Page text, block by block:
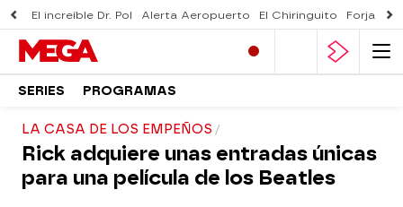
El increíble Dr. Pol Alerta Aeropuerto El Chiringuito Forjado
SERIES PROGRAMAS
LA CASA DE LOS EMPEÑOS
Rick adquiere unas entradas únicas
para una película de los Beatles